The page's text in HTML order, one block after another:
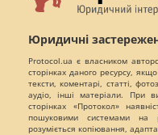
Юридичні
Protocol.ua є власником
сторінках даного ресурсу,
тексти, коментарі, статті,
аудіо, інші матеріали. При
сторінках «Протокол»
пошуковими системами на
розуміється копіювання,